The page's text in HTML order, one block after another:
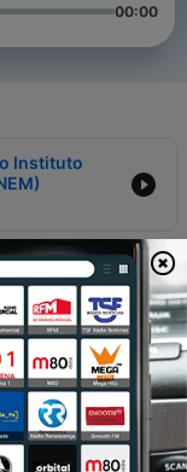
00:00
Instituto
Clube
Norte